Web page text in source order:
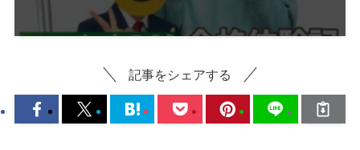
記事をシェアする